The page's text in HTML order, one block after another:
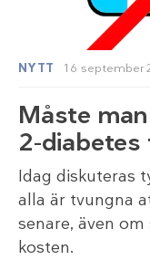
NYTT 16 september
Måste
2-diabetes
Idag diskuteras
alla är tvungna
senare, även
kosten.